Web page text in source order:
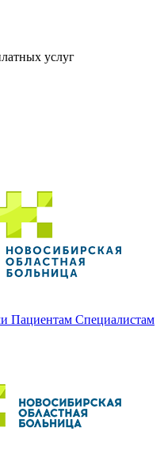
услуг
Пациентам Специалистам